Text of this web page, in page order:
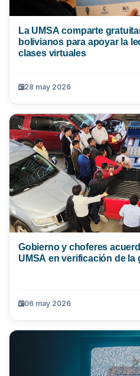
La UMSA comparte
bolivianos para apoyar la
clases virtuales
28 may 2026
Gobierno y choferes
UMSA en verificación de la
06 may 2026